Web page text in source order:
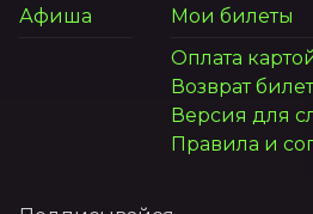
Афиша
Мои билеты
Оплата
Возврат
Версия для
Правила и